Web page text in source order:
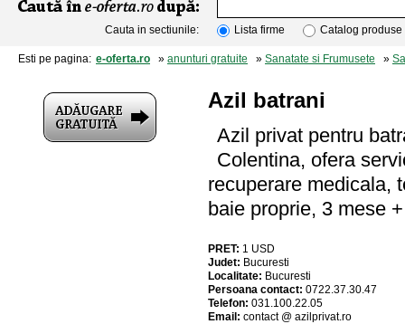
Cauta in sectiunile: Lista firme Catalog produse
Esti pe pagina: e-oferta.ro » anunturi gratuite » Sanatate si Frumusete »
Azil batrani
Azil privat pentru
Colentina, ofera
recuperare medicala,
baie proprie, 3 mese
PRET: 1 USD
Judet: Bucuresti
Localitate: Bucuresti
Persoana contact: 0722.37.30.47
Telefon: 031.100.22.05
Email: contact @ azilprivat.ro